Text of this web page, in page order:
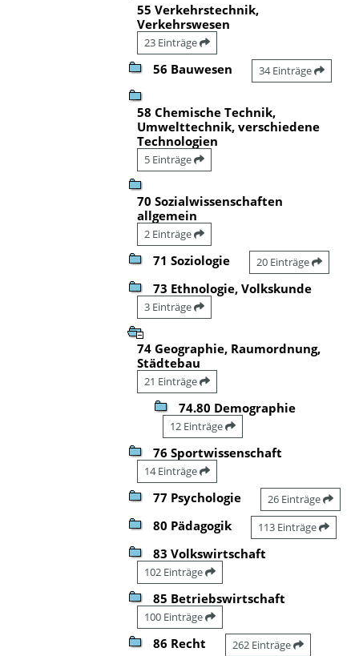
55 Verkehrstechnik,
Verkehrswesen
23 Einträge
56 Bauwesen 34 Einträge
58 Chemische Technik,
Umwelttechnik, verschiedene
Technologien
5 Einträge
70 Sozialwissenschaften
allgemein
2 Einträge
71 Soziologie 20 Einträge
73 Ethnologie, Volkskunde
3 Einträge
74 Geographie, Raumordnung,
Städtebau
21 Einträge
74.80 Demographie
12 Einträge
76 Sportwissenschaft
14 Einträge
77 Psychologie 26 Einträge
80 Pädagogik 113 Einträge
83 Volkswirtschaft
102 Einträge
85 Betriebswirtschaft
100 Einträge
86 Recht 262 Einträge